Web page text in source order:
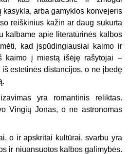
arba gamyklos konvejeris
reiškinius kažin ar daug sukurta
kalbame apie literatūrinės kalbos
kad įspūdingiausiai kaimo ir
kaimo į miestą išėję rašytojai –
estetinės distancijos, o ne įbedę
yra romantinis reliktas.
Vingių Jonas, o ne astronomas
o ir apskritai kultūrai, svarbu yra
ir niuansuotos kalbos galimybės.